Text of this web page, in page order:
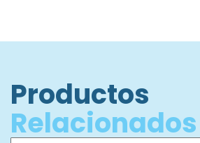
Productos
Relacionados